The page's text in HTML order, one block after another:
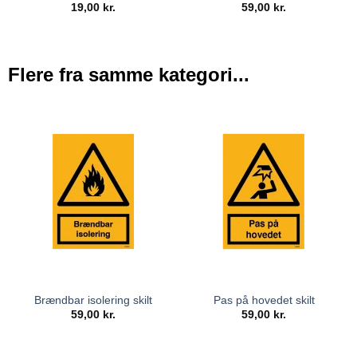
19,00 kr. 59,00 kr.
Flere fra samme kategori...
Brændbar isolering skilt
59,00 kr.
Pas på hovedet skilt
59,00 kr.